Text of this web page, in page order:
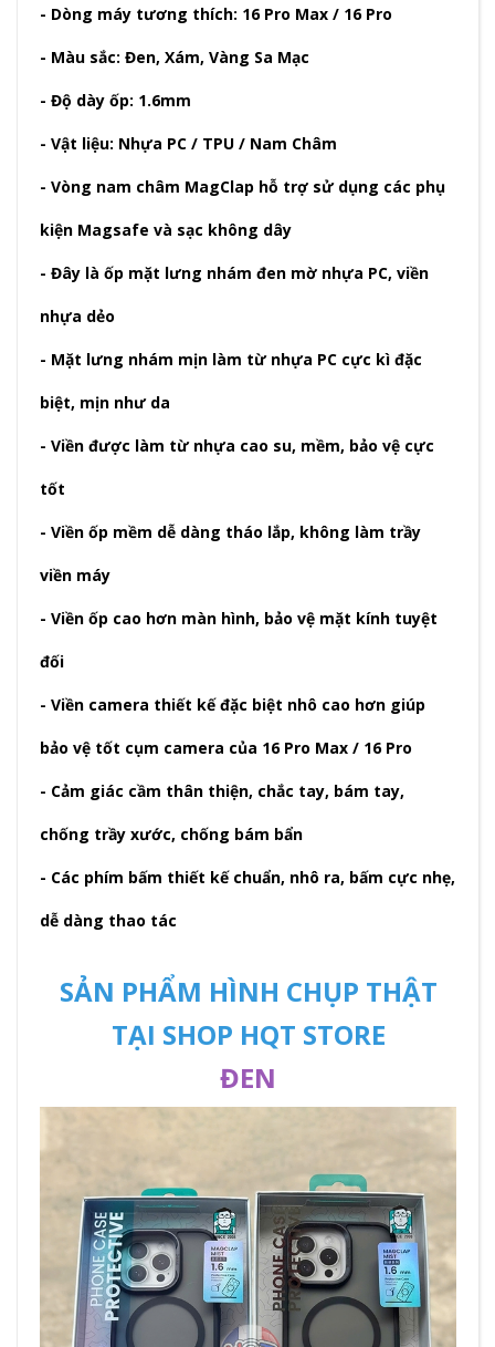
- Dòng máy tương thích: 16 Pro Max / 16 Pro
- Màu sắc: Đen, Xám, Vàng Sa Mạc
- Độ dày ốp: 1.6mm
- Vật liệu: Nhựa PC / TPU / Nam Châm
- Vòng nam châm MagClap hỗ trợ sử dụng các phụ
kiện Magsafe và sạc không dây
- Đây là ốp mặt lưng nhám đen mờ nhựa PC, viền
nhựa dẻo
- Mặt lưng nhám mịn làm từ nhựa PC cực kì đặc
biệt, mịn như da
- Viền được làm từ nhựa cao su, mềm, bảo vệ cực
tốt
- Viền ốp mềm dễ dàng tháo lắp, không làm trầy
viền máy
- Viền ốp cao hơn màn hình, bảo vệ mặt kính tuyệt
đối
- Viền camera thiết kế đặc biệt nhô cao hơn giúp
bảo vệ tốt cụm camera của 16 Pro Max / 16 Pro
- Cảm giác cầm thân thiện, chắc tay, bám tay,
chống trầy xước, chống bám bẩn
- Các phím bấm thiết kế chuẩn, nhô ra, bấm cực nhẹ,
dễ dàng thao tác
SẢN PHẨM HÌNH CHỤP THẬT
TẠI SHOP HQT STORE
ĐEN